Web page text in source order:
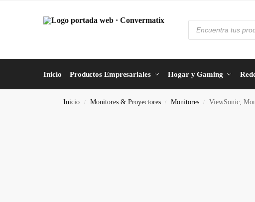
Inicio Productos Empresariales Hogar y Gaming
Inicio / Monitores & Proyectores / Monitores / ViewSonic,